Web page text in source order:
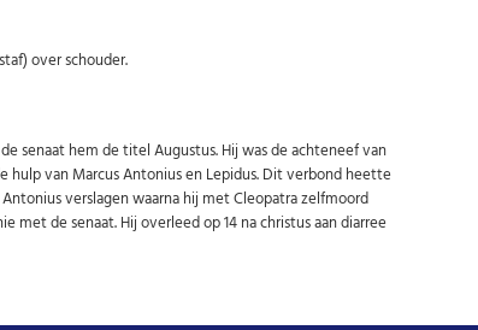
over schouder.
senaat hem de titel Augustus. Hij was de achteneef van
hulp van Marcus Antonius en Lepidus. Dit verbond heette
verslagen waarna hij met Cleopatra zelfmoord
met de senaat. Hij overleed op 14 na christus aan diarree